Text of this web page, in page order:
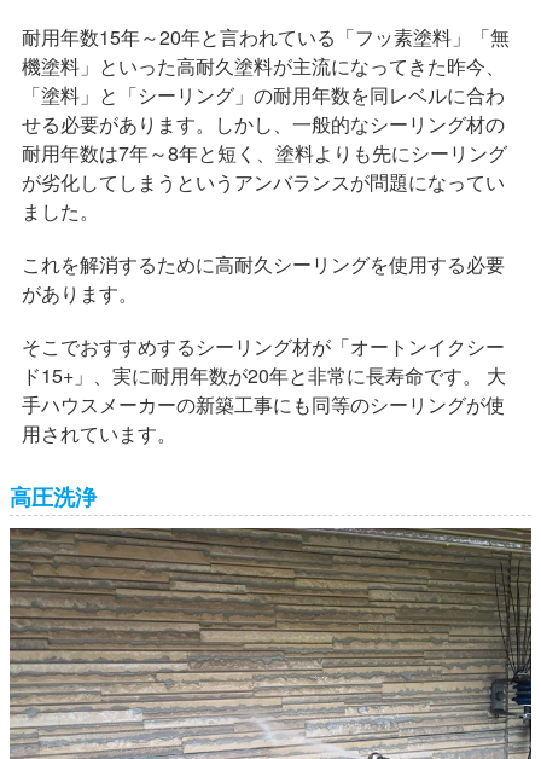
耐用年数15年～20年と言われている「フッ素塗料」「無
機塗料」といった高耐久塗料が主流になってきた昨今、
「塗料」と「シーリング」の耐用年数を同レベルに合わ
せる必要があります。しかし、一般的なシーリング材の
耐用年数は7年～8年と短く、塗料よりも先にシーリング
が劣化してしまうというアンバランスが問題になってい
ました。
これを解消するために高耐久シーリングを使用する必要
があります。
そこでおすすめするシーリング材が「オートンイクシー
ド15+」、実に耐用年数が20年と非常に長寿命です。 大
手ハウスメーカーの新築工事にも同等のシーリングが使
用されています。
高圧洗浄